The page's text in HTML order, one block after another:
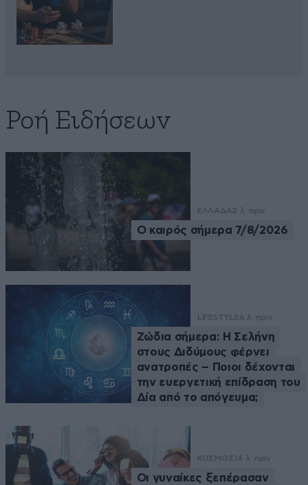
Ροή Ειδήσεων
ΕΛΛΑΔΑ2 λ. πριν
Ο καιρός σήμερα 7/8/2026
LIFESTYLE6 λ. πριν
Ζώδια σήμερα: Η Σελήνη
στους Διδύμους φέρνει
ανατροπές – Ποιοι δέχονται
την ευεργετική επίδραση του
Δία από το απόγευμα;
ΚΟΣΜΟΣ 14 λ. πριν
Οι γυναίκες ξεπέρασαν